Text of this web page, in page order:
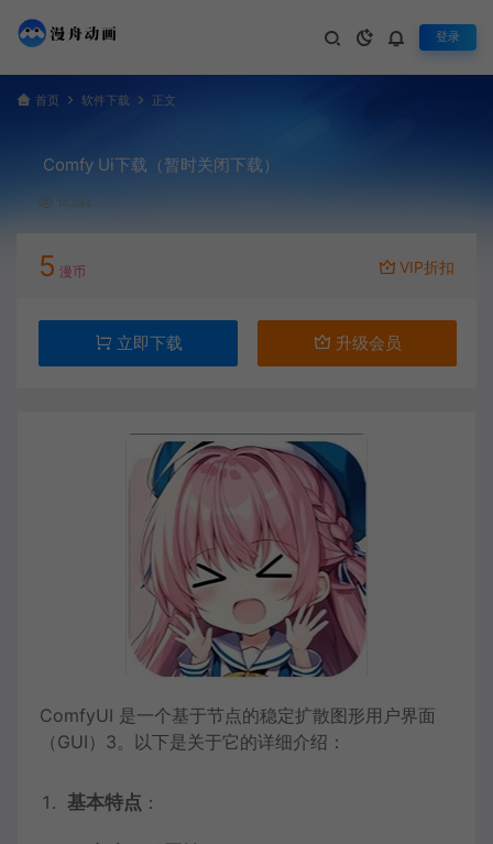
登录
首页 软件下载 正文
Comfy Ui下载（暂时关闭下载）
14,084
5 漫币 VIP折扣
立即下载 升级会员
ComfyUI 是一个基于节点的稳定扩散图形用户界面
（GUI） 3。以下是关于它的详细介绍：
基本特点 ：